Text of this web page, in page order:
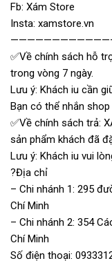
Fb: Xám Store
Insta: xamstore.vn
✅Về chính sách hỗ
trong vòng 7 ngày.
Lưu ý: Khách iu cần
Bạn có thể nhắn
✅Về chính sách trả:
sản phẩm khách đã
Lưu ý: Khách iu vui
?Địa chỉ
– Chi nhánh 1: 295
Chí Minh
– Chi nhánh 2: 354
Chí Minh
Số điện thoại: